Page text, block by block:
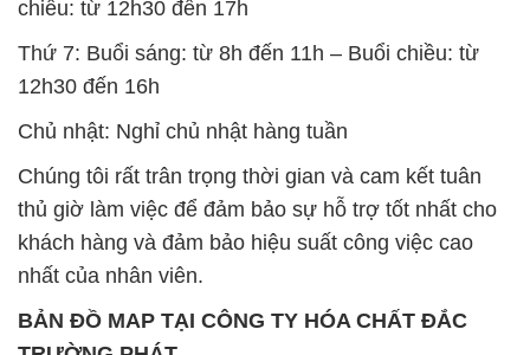
TRƯỜNG PHÁT
Đông B, Quận Bình Tân, Sài Gòn TP. Hồ Chí
Minh